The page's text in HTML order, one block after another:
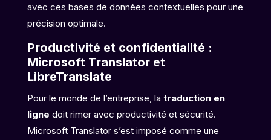
avec ces bases de données contextuelles pour une
précision optimale.
Productivité et confidentialité :
Microsoft Translator et
LibreTranslate
Pour le monde de l’entreprise, la traduction en
ligne doit rimer avec productivité et sécurité.
Microsoft Translator s’est imposé comme une